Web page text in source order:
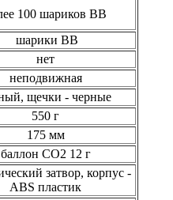
100 шариков ВВ
шарики ВВ
нет
неподвижная
щечки - черные
550 г
175 мм
баллон СО2 12 г
затвор, корпус -
ABS пластик